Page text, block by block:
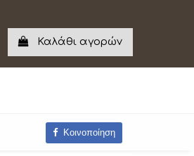
Καλάθι αγορών
Κοινοποίηση